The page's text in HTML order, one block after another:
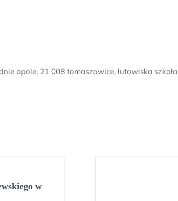
opole, 21 008 tomaszowice, lutowiska
w